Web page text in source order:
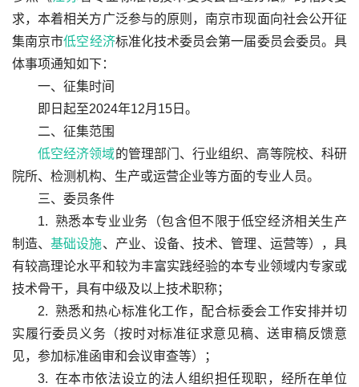
求，本着相关方广泛参与的原则， 南京市现面向社会公开征
集南京市低空经济标准化技术委员会第一届委员会委员。具
体事项通知如下：
一、征集时间
即日起至2024年12月 15 日 。
二、征集范围
低空经济领域的管理部门、行业组织、高等院校、科研
院所、检测机构、生产或运营企业等方面的专业人员。
三、委员条件
1.
熟悉本专业业务（包含但不限于低空经济相关生产
制造、基础设施、产业、设备、技术、管理、运营等），具
有较高理论水平和较为丰富实践经验的本专业领域内专家或
技术骨干，具有中级及以上技术职称；
2.
熟悉和热心标准化工作，配合标委会工作安排并切
实履行委员义务（按时对标准征求意见稿、送审稿反馈意
见，参加标准函审和会议审查等）；
3. 在本市依法设立的法人组织担任现职，经所在单位